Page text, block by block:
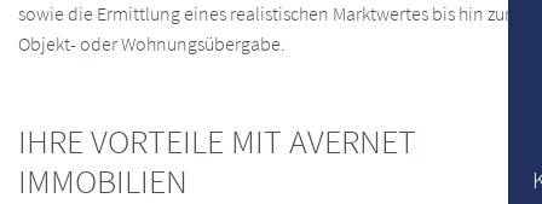
sowie die Ermittlung eines realistischen Marktwertes bis hin zur
Objekt- oder Wohnungsübergabe.
IHRE VORTEILE MIT AVERNET
IMMOBILIEN